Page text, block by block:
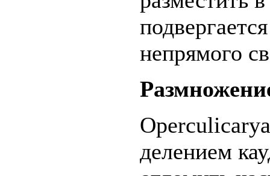
непрямого
делением